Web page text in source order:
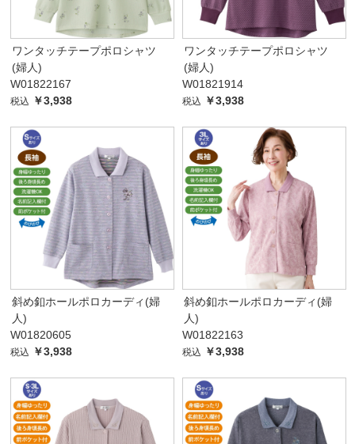
ワンタッチテープポロシャツ
(婦人)
W01822167
税込 ￥3,938
ワンタッチテープポロシャツ
(婦人)
W01821914
税込 ￥3,938
斜め釦ホールポロカーディ(婦
人)
W01820605
税込 ￥3,938
斜め釦ホールポロカーディ(婦
人)
W01822163
税込 ￥3,938